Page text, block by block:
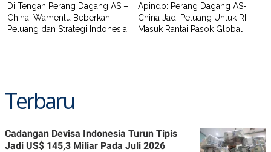
Di Tengah Perang Dagang AS –
China, Wamenlu Beberkan
Peluang dan Strategi Indonesia
Apindo: Perang Dagang AS-
China Jadi Peluang Untuk RI
Masuk Rantai Pasok Global
Terbaru
Cadangan Devisa Indonesia Turun Tipis
Jadi US$ 145,3 Miliar Pada Juli 2026